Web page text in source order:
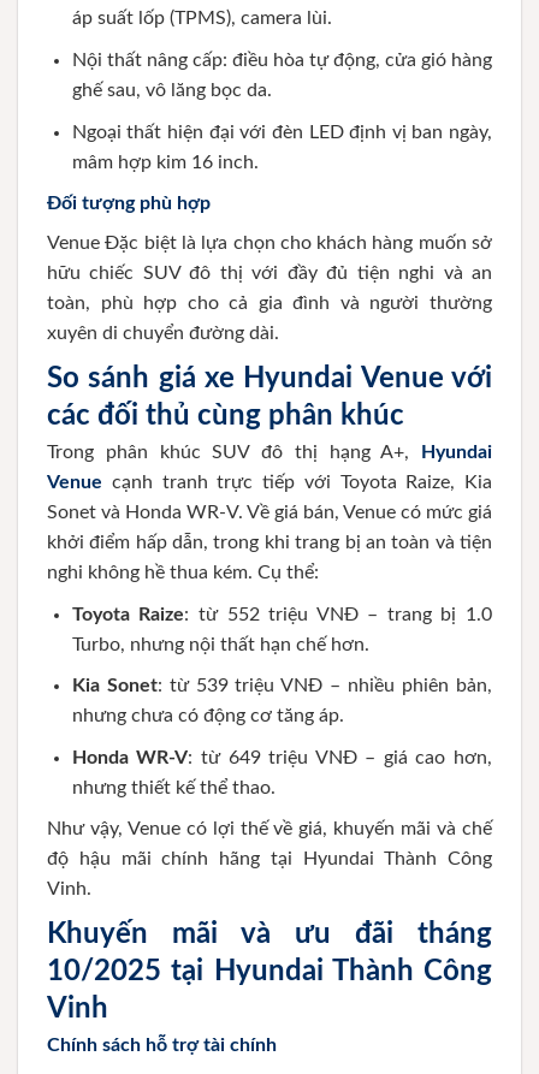
áp suất lốp (TPMS), camera lùi.
Nội thất nâng cấp: điều hòa tự động, cửa gió hàng
ghế sau, vô lăng bọc da.
Ngoại thất hiện đại với đèn LED định vị ban ngày,
mâm hợp kim 16 inch.
Đối tượng phù hợp
Venue Đặc biệt là lựa chọn cho khách hàng muốn sở
hữu chiếc SUV đô thị với đầy đủ tiện nghi và an
toàn, phù hợp cho cả gia đình và người thường
xuyên di chuyển đường dài.
So sánh giá xe Hyundai Venue với
các đối thủ cùng phân khúc
Trong phân khúc SUV đô thị hạng A+,
Hyundai
Venue cạnh tranh trực tiếp với Toyota Raize, Kia
Sonet và Honda WR-V. Về giá bán, Venue có mức giá
khởi điểm hấp dẫn, trong khi trang bị an toàn và tiện
nghi không hề thua kém. Cụ thể:
Toyota Raize: từ 552 triệu VNĐ – trang bị 1.0
Turbo, nhưng nội thất hạn chế hơn.
Kia Sonet: từ 539 triệu VNĐ – nhiều phiên bản,
nhưng chưa có động cơ tăng áp.
Honda WR-V: từ 649 triệu VNĐ – giá cao hơn,
nhưng thiết kế thể thao.
Như vậy, Venue có lợi thế về giá, khuyến mãi và chế
độ hậu mãi chính hãng tại Hyundai Thành Công
Vinh.
Khuyến mãi và ưu đãi tháng
10/2025 tại Hyundai Thành Công
Vinh
Chính sách hỗ trợ tài chính